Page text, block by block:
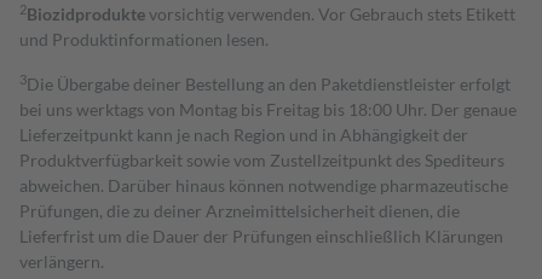
2Biozidproduktevorsichtig verwenden. Vor Gebrauch stets Etikett
und Produktinformationen lesen.
3Die Übergabe deiner Bestellung an den Paketdienstleister erfolgt
bei uns werktags von Montag bis Freitag bis 18:00 Uhr. Der genaue
Lieferzeitpunkt kann je nach Region und in Abhängigkeit der
Produktverfügbarkeit sowie vom Zustellzeitpunkt des Spediteurs
abweichen. Darüber hinaus können notwendige pharmazeutische
Prüfungen, die zu deiner Arzneimittelsicherheit dienen, die
Lieferfrist um die Dauer der Prüfungen einschließlich Klärungen
verlängern.